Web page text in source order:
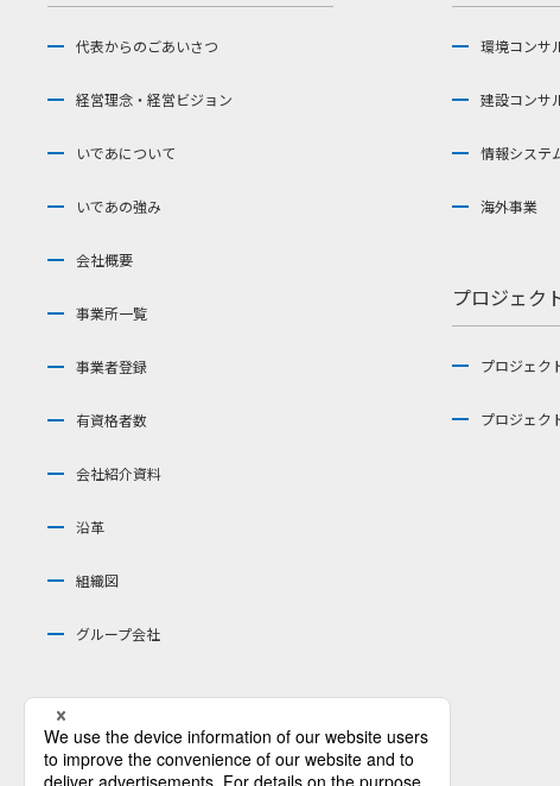
代表からのごあいさつ
経営理念・経営ビジョン
いであについて
いであの強み
会社概要
事業所一覧
事業者登録
有資格者数
会社紹介資料
沿革
組織図
グループ会社
環境コンサ
建設コンサ
情報システ
海外事業
プロジェク
プロジェク
プロジェク